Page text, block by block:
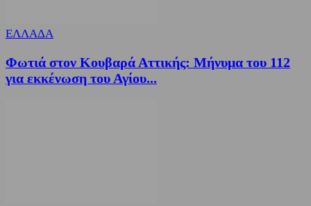
ΕΛΛΑΔΑ
Φωτιά στον Κουβαρά Αττικής: Μήνυμα του 112
για εκκένωση του Αγίου...